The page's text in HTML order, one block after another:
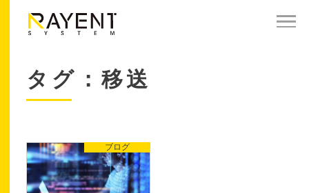
タグ：移送
ブログ